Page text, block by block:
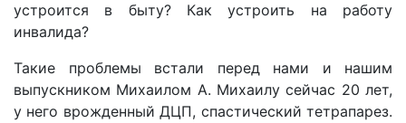
устроится в быту? Как устроить на работу
инвалида?
Такие проблемы встали перед нами и нашим
выпускником Михаилом А. Михаилу сейчас 20 лет,
у него врожденный ДЦП, спастический тетрапарез.